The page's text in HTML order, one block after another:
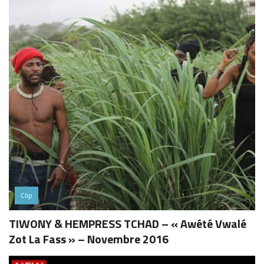
Clip
TIWONY & HEMPRESS TCHAD – « Awété Vwalé
Zot La Fass » – Novembre 2016